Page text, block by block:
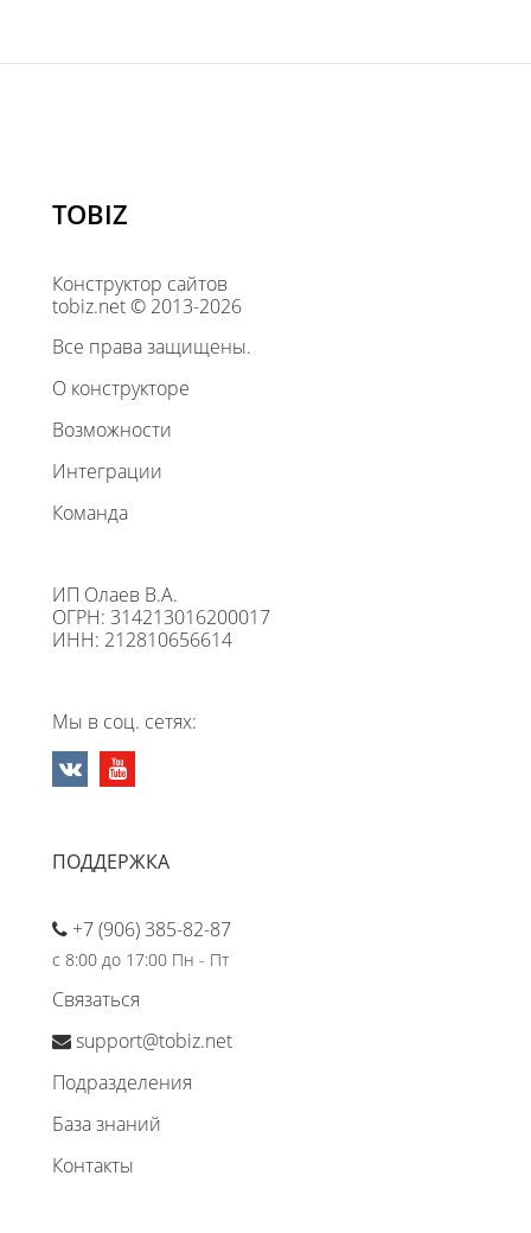
TOBIZ
Конструктор сайтов
tobiz.net © 2013-2026
Все права защищены.
О конструкторе
Возможности
Интеграции
Команда
ИП Олаев В.А.
ОГРН: 314213016200017
ИНН: 212810656614
Мы в соц. сетях:
ПОДДЕРЖКА
+7 (906) 385-82-87
с 8:00 до 17:00 Пн - Пт
Связаться
support@tobiz.net
Подразделения
База знаний
Контакты